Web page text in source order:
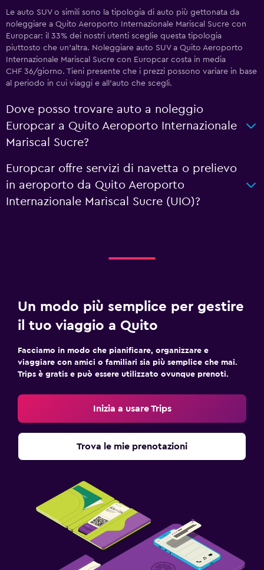
Le auto SUV o simili sono la tipologia di auto più gettonata da
noleggiare a Quito Aeroporto Internazionale Mariscal Sucre con
Europcar: il 33% dei nostri utenti sceglie questa tipologia
piuttosto che un'altra. Noleggiare auto SUV a Quito Aeroporto
Internazionale Mariscal Sucre con Europcar costa in media
CHF 36/giorno. Tieni presente che i prezzi possono variare in base
al periodo in cui viaggi e all'auto che scegli.
Dove posso trovare auto a noleggio
Europcar a Quito Aeroporto Internazionale
Mariscal Sucre?
Europcar offre servizi di navetta o prelievo
in aeroporto da Quito Aeroporto
Internazionale Mariscal Sucre (UIO)?
Un modo più semplice per gestire
il tuo viaggio a Quito
Facciamo in modo che pianificare, organizzare e
viaggiare con amici o familiari sia più semplice che mai.
Trips è gratis e può essere utilizzato ovunque prenoti.
Inizia a usare Trips
Trova le mie prenotazioni